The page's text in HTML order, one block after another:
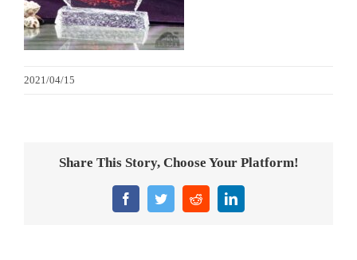
意大利獎盃
旗座/旗桿
2021/04/15
Share This Story, Choose Your Platform!
FacebookTwitterRedditLinkedIn